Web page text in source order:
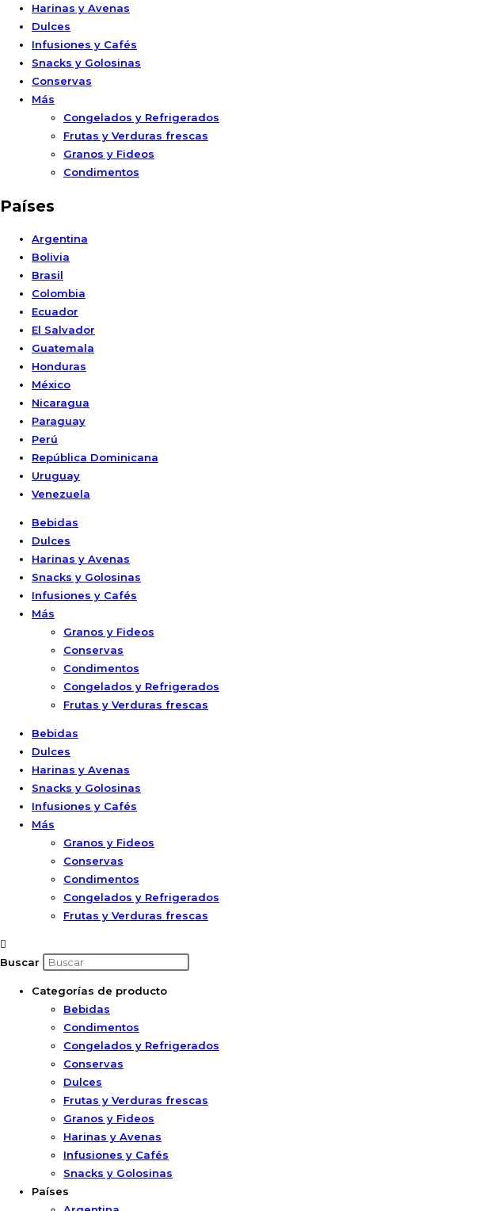
Harinas y Avenas
Dulces
Infusiones y Cafés
Snacks y Golosinas
Conservas
Más
Congelados y Refrigerados
Frutas y Verduras frescas
Granos y Fideos
Condimentos
Países
Argentina
Bolivia
Brasil
Colombia
Ecuador
El Salvador
Guatemala
Honduras
México
Nicaragua
Paraguay
Perú
República Dominicana
Uruguay
Venezuela
Bebidas
Dulces
Harinas y Avenas
Snacks y Golosinas
Infusiones y Cafés
Más
Granos y Fideos
Conservas
Condimentos
Congelados y Refrigerados
Frutas y Verduras frescas
Bebidas
Dulces
Harinas y Avenas
Snacks y Golosinas
Infusiones y Cafés
Más
Granos y Fideos
Conservas
Condimentos
Congelados y Refrigerados
Frutas y Verduras frescas
Buscar
Categorías de producto
Bebidas
Condimentos
Congelados y Refrigerados
Conservas
Dulces
Frutas y Verduras frescas
Granos y Fideos
Harinas y Avenas
Infusiones y Cafés
Snacks y Golosinas
Países